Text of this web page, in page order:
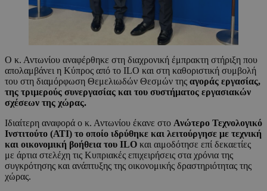
Ο κ. Αντωνίου αναφέρθηκε στη διαχρονική έμπρακτη στήριξη που
απολαμβάνει η Κύπρος από το ILO και στη καθοριστική συμβολή
του στη διαμόρφωση Θεμελιωδών Θεσμών της αγοράς εργασίας,
της τριμερούς συνεργασίας και του συστήματος εργασιακών
σχέσεων της χώρας.
Ιδιαίτερη αναφορά ο κ. Αντωνίου έκανε στο Ανώτερο Τεχνολογικό
Ινστιτούτο (ΑΤΙ) το οποίο ιδρύθηκε και λειτούργησε με τεχνική
και οικονομική βοήθεια του ILO και αιμοδότησε επί δεκαετίες
με άρτια στελέχη τις Κυπριακές επιχειρήσεις στα χρόνια της
συγκρότησης και ανάπτυξης της οικονομικής δραστηριότητας της
χώρας.